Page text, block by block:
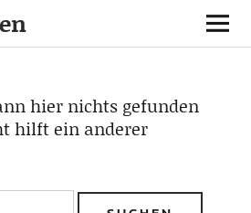
hier nichts gefunden
hilft ein anderer